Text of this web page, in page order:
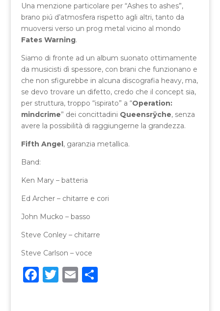
Una menzione particolare per “Ashes to ashes”,
brano piú d’atmosfera rispetto agli altri, tanto da
muoversi verso un prog metal vicino al mondo
Fates Warning.
Siamo di fronte ad un album suonato ottimamente
da musicisti dì spessore, con brani che funzionano e
che non sfigurebbe in alcuna discografia heavy, ma,
se devo trovare un difetto, credo che il concept sia,
per struttura, troppo “ispirato” a “Operation:
mindcrime” dei concittadini Queensrÿche, senza
avere la possibilità di raggiungerne la grandezza.
Fifth Angel, garanzia metallica.
Band:
Ken Mary – batteria
Ed Archer – chitarre e cori
John Mucko – basso
Steve Conley – chitarre
Steve Carlson – voce
F T E C